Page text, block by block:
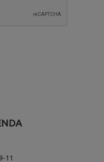
11